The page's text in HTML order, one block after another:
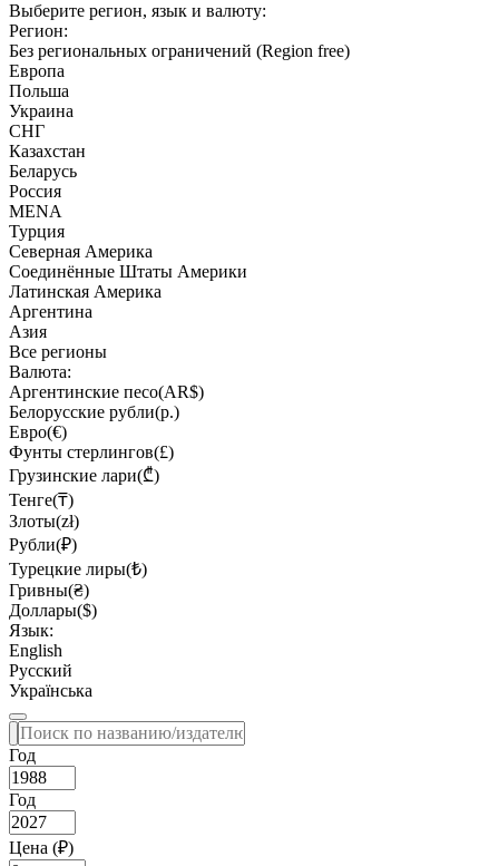
Выберите регион, язык и валюту:
Регион:
Без региональных ограничений (Region free)
Европа
Польша
Украина
СНГ
Казахстан
Беларусь
Россия
MENA
Турция
Северная Америка
Соединённые Штаты Америки
Латинская Америка
Аргентина
Азия
Все регионы
Валюта:
Аргентинские песо(AR$)
Белорусские рубли(р.)
Евро(€)
Фунты стерлингов(£)
Грузинские лари(₾)
Тенге(₸)
Злоты(zł)
Рубли(₽)
Турецкие лиры(₺)
Гривны(₴)
Доллары($)
Язык:
English
Русский
Українська
Год
Год
Цена (₽)